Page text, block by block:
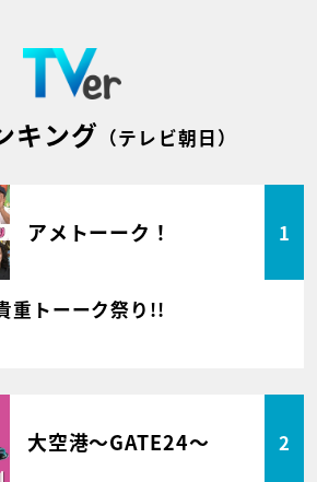
キング （テレビ朝日）
アメトーーク！ 1
重トーーク祭り!!
大空港～GATE24～ 2